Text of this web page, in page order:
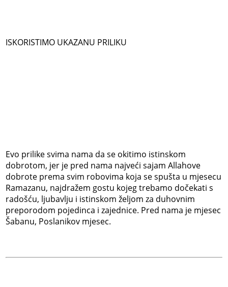
ISKORISTIMO UKAZANU PRILIKU
Evo prilike svima nama da se okitimo istinskom
dobrotom, jer je pred nama najveći sajam Allahove
dobrote prema svim robovima koja se spušta u mjesecu
Ramazanu, najdražem gostu kojeg trebamo dočekati s
radošću, ljubavlju i istinskom željom za duhovnim
preporodom pojedinca i zajednice. Pred nama je mjesec
Šabanu, Poslanikov mjesec.